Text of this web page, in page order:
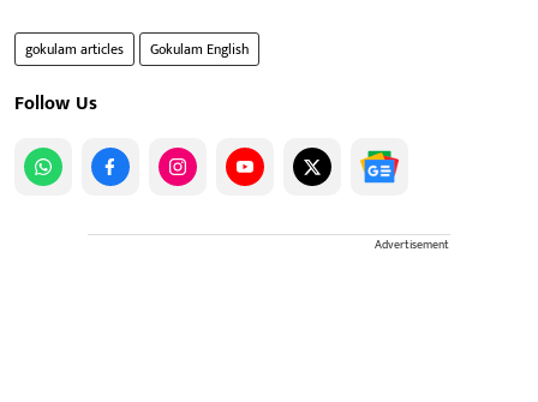
gokulam articles Gokulam English
Follow Us
Advertisement